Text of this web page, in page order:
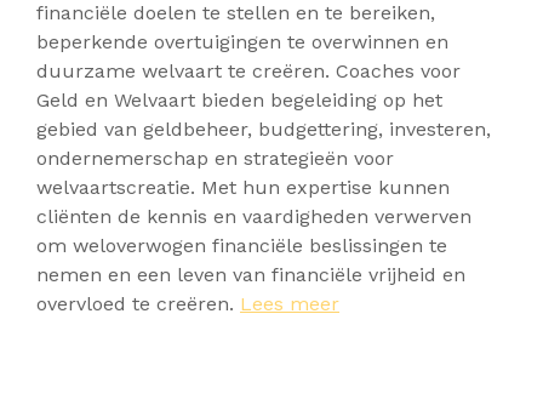
financiële doelen te stellen en te bereiken,
beperkende overtuigingen te overwinnen en
duurzame welvaart te creëren. Coaches voor
Geld en Welvaart bieden begeleiding op het
gebied van geldbeheer, budgettering, investeren,
ondernemerschap en strategieën voor
welvaartscreatie. Met hun expertise kunnen
cliënten de kennis en vaardigheden verwerven
om weloverwogen financiële beslissingen te
nemen en een leven van financiële vrijheid en
overvloed te creëren. Lees meer